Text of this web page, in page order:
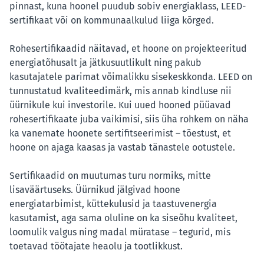
pinnast, kuna hoonel puudub sobiv energiaklass, LEED-
sertifikaat või on kommunaalkulud liiga kõrged.
Rohesertifikaadid näitavad, et hoone on projekteeritud
energiatõhusalt ja jätkusuutlikult ning pakub
kasutajatele parimat võimalikku sisekeskkonda. LEED on
tunnustatud kvaliteedimärk, mis annab kindluse nii
üürnikule kui investorile. Kui uued hooned püüavad
rohesertifikaate juba vaikimisi, siis üha rohkem on näha
ka vanemate hoonete sertifitseerimist – tõestust, et
hoone on ajaga kaasas ja vastab tänastele ootustele.
Sertifikaadid on muutumas turu normiks, mitte
lisaväärtuseks. Üürnikud jälgivad hoone
energiatarbimist, küttekulusid ja taastuvenergia
kasutamist, aga sama oluline on ka siseõhu kvaliteet,
loomulik valgus ning madal müratase – tegurid, mis
toetavad töötajate heaolu ja tootlikkust.